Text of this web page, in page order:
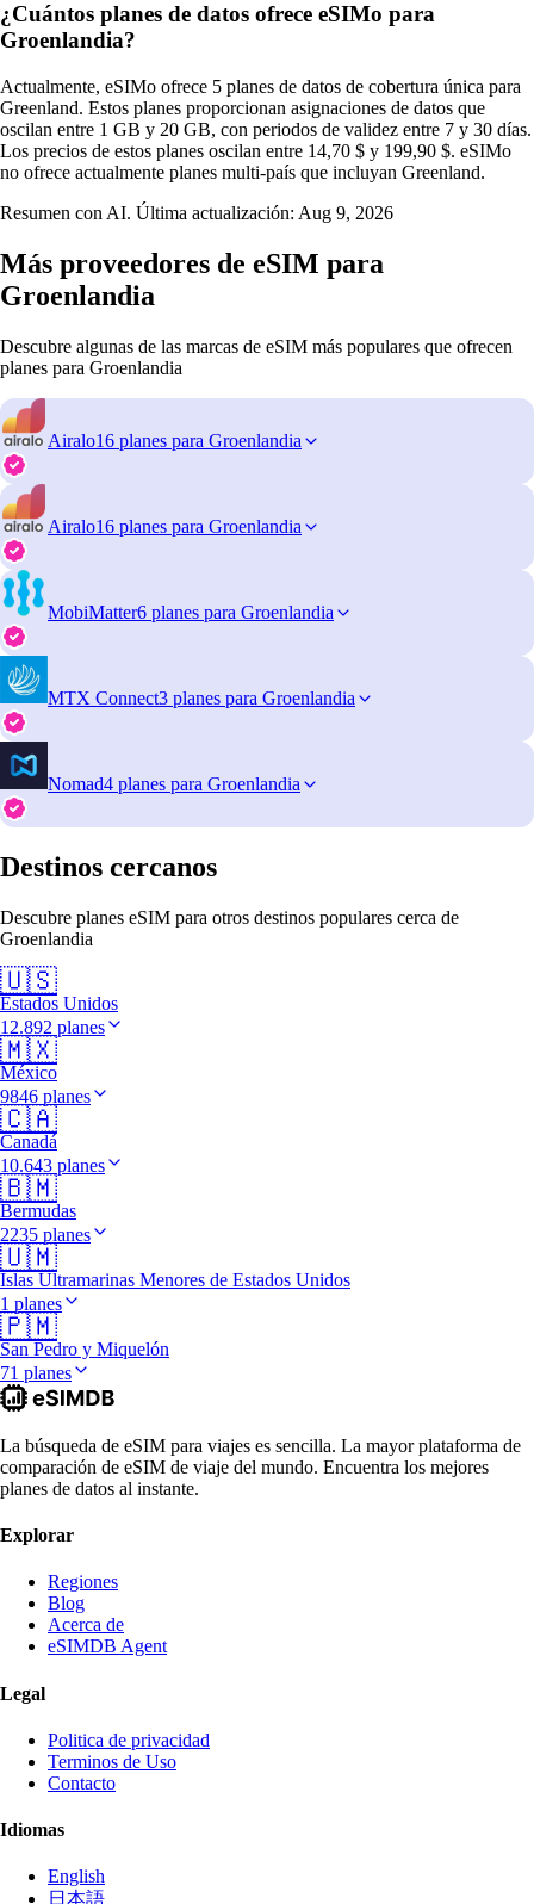
¿Cuántos planes de datos ofrece eSIMo para
Groenlandia?
Actualmente, eSIMo ofrece 5 planes de datos de cobertura única para
Greenland. Estos planes proporcionan asignaciones de datos que
oscilan entre 1 GB y 20 GB, con periodos de validez entre 7 y 30 días.
Los precios de estos planes oscilan entre 14,70 $ y 199,90 $. eSIMo
no ofrece actualmente planes multi-país que incluyan Greenland.
Resumen con AI. Última actualización: Aug 9, 2026
Más proveedores de eSIM para
Groenlandia
Descubre algunas de las marcas de eSIM más populares que ofrecen
planes para Groenlandia
Airalo16 planes para Groenlandia
Airalo16 planes para Groenlandia
MobiMatter6 planes para Groenlandia
MTX Connect3 planes para Groenlandia
Nomad4 planes para Groenlandia
Destinos cercanos
Descubre planes eSIM para otros destinos populares cerca de
Groenlandia
🇺🇸
Estados Unidos
12.892 planes
🇲🇽
México
9846 planes
🇨🇦
Canadá
10.643 planes
🇧🇲
Bermudas
2235 planes
🇺🇲
Islas Ultramarinas Menores de Estados Unidos
1 planes
🇵🇲
San Pedro y Miquelón
71 planes
La búsqueda de eSIM para viajes es sencilla. La mayor plataforma de
comparación de eSIM de viaje del mundo. Encuentra los mejores
planes de datos al instante.
Explorar
Regiones
Blog
Acerca de
eSIMDB Agent
Legal
Politica de privacidad
Terminos de Uso
Contacto
Idiomas
English
日本語